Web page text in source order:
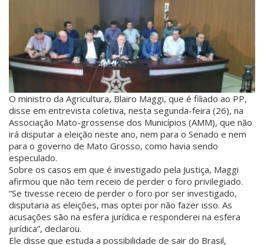
O ministro da Agricultura, Blairo Maggi, que é filiado ao PP,
disse em entrevista coletiva, nesta segunda-feira (26), na
Associação Mato-grossense dos Municípios (AMM), que não
irá disputar a eleição neste ano, nem para o Senado e nem
para o governo de Mato Grosso, como havia sendo
especulado.
Sobre os casos em que é investigado pela Justiça, Maggi
afirmou que não tem receio de perder o foro privilegiado.
“Se tivesse receio de perder o foro por ser investigado,
disputaria as eleições, mas optei por não fazer isso. As
acusações são na esfera jurídica e responderei na esfera
jurídica”, declarou.
Ele disse que estuda a possibilidade de sair do Brasil,